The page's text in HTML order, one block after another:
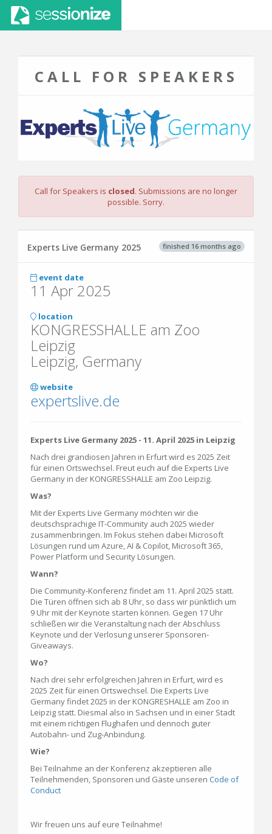
CALL FOR SPEAKERS
Call for Speakers is closed. Submissions are no longer
possible. Sorry.
finished 16 months ago
Experts Live Germany 2025
event date
11 Apr 2025
location
KONGRESSHALLE am Zoo
Leipzig
Leipzig, Germany
website
expertslive.de
Experts Live Germany 2025 - 11. April 2025 in Leipzig
Nach drei grandiosen Jahren in Erfurt wird es 2025 Zeit
für einen Ortswechsel. Freut euch auf die Experts Live
Germany in der KONGRESSHALLE am Zoo Leipzig.
Was?
Mit der Experts Live Germany möchten wir die
deutschsprachige IT-Community auch 2025 wieder
zusammenbringen. Im Fokus stehen dabei Microsoft
Lösungen rund um Azure, AI & Copilot, Microsoft 365,
Power Platform und Security Lösungen.
Wann?
Die Community-Konferenz findet am 11. April 2025 statt.
Die Türen öffnen sich ab 8 Uhr, so dass wir pünktlich um
9 Uhr mit der Keynote starten können. Gegen 17 Uhr
schließen wir die Veranstaltung nach der Abschluss
Keynote und der Verlosung unserer Sponsoren-
Giveaways.
Wo?
Nach drei sehr erfolgreichen Jahren in Erfurt, wird es
2025 Zeit für einen Ortswechsel. Die Experts Live
Germany findet 2025 in der KONGRESHALLE am Zoo in
Leipzig statt. Diesmal also in Sachsen und in einer Stadt
mit einem richtigen Flughafen und dennoch guter
Autobahn- und Zug-Anbindung.
Wie?
Bei Teilnahme an der Konferenz akzeptieren alle
Teilnehmenden, Sponsoren und Gäste unseren Code of
Conduct
Wir freuen uns auf eure Teilnahme!